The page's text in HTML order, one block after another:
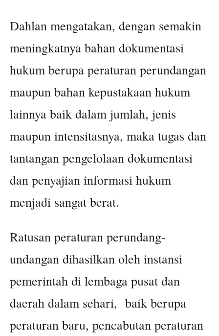
Dahlan mengatakan, dengan semakin
meningkatnya bahan dokumentasi
hukum berupa peraturan perundangan
maupun bahan kepustakaan hukum
lainnya baik dalam jumlah, jenis
maupun intensitasnya, maka tugas dan
tantangan pengelolaan dokumentasi
dan penyajian informasi hukum
menjadi sangat berat.
Ratusan peraturan perundang-
undangan dihasilkan oleh instansi
pemerintah di lembaga pusat dan
daerah dalam sehari, baik berupa
peraturan baru, pencabutan peraturan